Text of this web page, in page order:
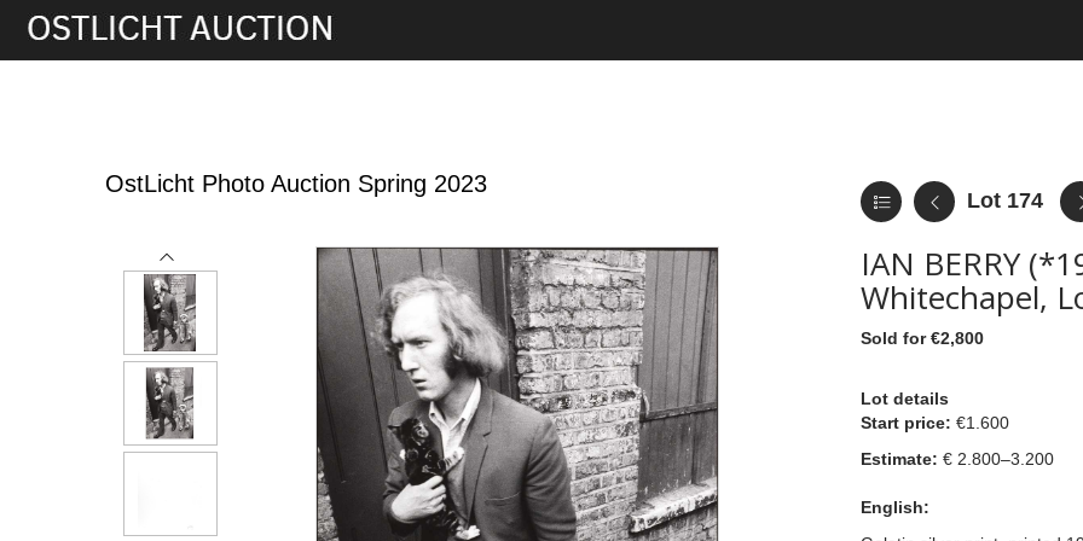
OstLicht Photo Auction Spring 2023
Lot 174
IAN BERRY
Whitechapel,
Sold for €2,800
Lot details
Start price: €1.600
Estimate: € 2.800–3.200
English: